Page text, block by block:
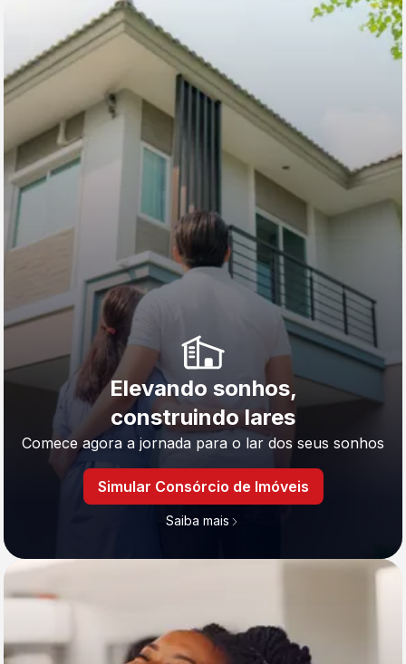
Elevando sonhos,
construindo lares
Comece agora a jornada para o lar dos seus sonhos
Simular Consórcio de Imóveis
Saiba mais